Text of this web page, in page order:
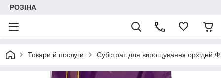
РОЗІНА
Товари й послуги Субстрат для вирощування орхідей